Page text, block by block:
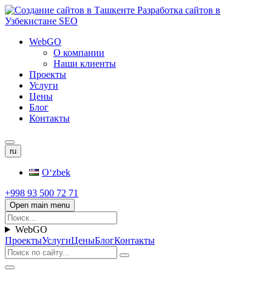
WebGO
О компании
Наши клиенты
Проекты
Услуги
Цены
Блог
Контакты
ru
Oʻzbek
+998 93 500 72 71
Open main menu
WebGO
ПроектыУслугиЦеныБлогКонтакты